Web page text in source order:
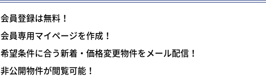
会員登録は無料！
会員専用マイページを作成！
希望条件に合う新着・価格変更物件をメール配信！
非公開物件が閲覧可能！